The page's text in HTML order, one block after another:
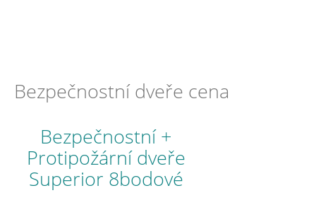
Bezpečnostní dveře cena
Bezpečnostní +
Protipožární dveře
Superior 8bodové